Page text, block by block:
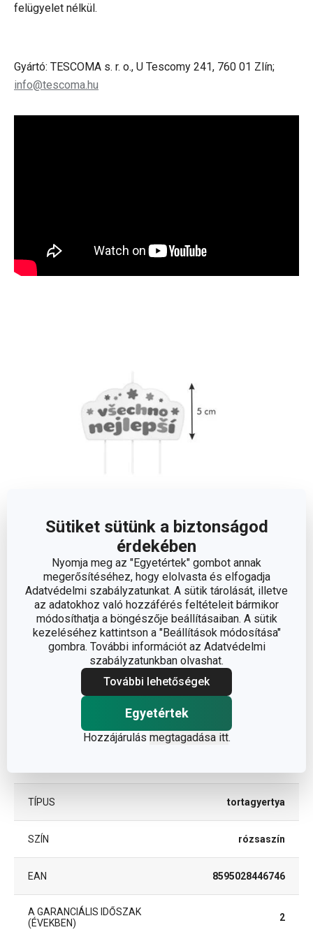
Sütiket sütünk a biztonságod
érdekében
Nyomja meg az "Egyetértek" gombot annak
megerősítéséhez, hogy elolvasta és elfogadja
Adatvédelmi szabályzatunkat. A sütik tárolását, illetve
az adatokhoz való hozzáférés feltételeit bármikor
módosíthatja a böngészője beállításaiban. A sütik
kezeléséhez kattintson a "Beállítások módosítása"
gombra. További információt az Adatvédelmi
szabályzatunkban olvashat.
További lehetőségek
Egyetértek
Hozzájárulás megtagadása itt.
felügyelet nélkül.
Gyártó: TESCOMA s. r. o., U Tescomy 241, 760 01 Zlín;
info@tescoma.hu
A TERMÉK HOSSZA (CM) 5
Egyéb paraméterek
TÍPUS tortagyertya
SZÍN rózsaszín
EAN 8595028446746
A GARANCIÁLIS IDŐSZAK
(ÉVEKBEN)
2